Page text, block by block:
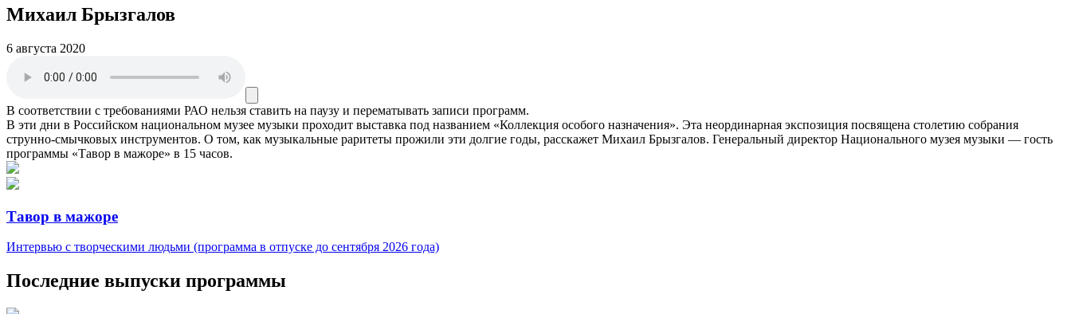
Михаил Брызгалов
6 августа 2020
В соответствии с требованиями РАО нельзя ставить на паузу и перематывать записи программ.
В эти дни в Российском национальном музее музыки проходит выставка под названием «Коллекция особого назначения». Эта неординарная экспозиция посвящена столетию собрания
струнно-смычковых инструментов. О том, как музыкальные раритеты прожили эти долгие годы, расскажет Михаил Брызгалов. Генеральный директор Национального музея музыки — гость
программы «Тавор в мажоре» в 15 часов.
Тавор в мажоре
Интервью с творческими людьми (программа в отпуске до сентября 2026 года)
Последние выпуски программы